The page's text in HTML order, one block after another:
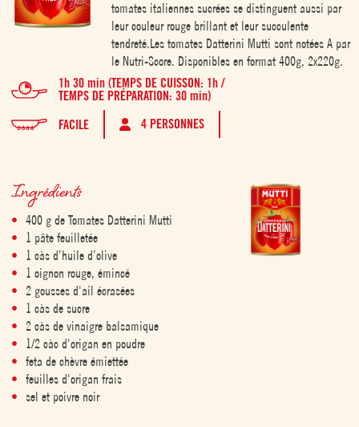
tomates italiennes sucrées se distinguent aussi par
leur couleur rouge brillant et leur succulente
tendreté.Les tomates Datterini Mutti sont notées A par
le Nutri-Score. Disponibles en format 400g, 2x220g.
1h 30 min (TEMPS DE CUISSON: 1h /
TEMPS DE PRÉPARATION: 30 min)
FACILE
4 PERSONNES
Ingrédients
400 g de Tomates Datterini Mutti
1 pâte feuilletée
1 càs d’huile d’olive
1 oignon rouge, émincé
2 gousses d'ail écrasées
1 càs de sucre
2 càs de vinaigre balsamique
1/2 càc d'origan en poudre
feta de chèvre émiettée
feuilles d'origan frais
sel et poivre noir